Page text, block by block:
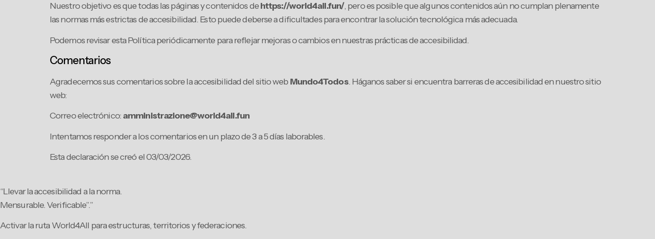
Nuestro objetivo es que todas las páginas y contenidos dehttps://world4all.fun/, pero es posible que algunos contenidos aún no cumplan plenamente
las normas más estrictas de accesibilidad. Esto puede deberse a dificultades para encontrar la solución tecnológica más adecuada.
Podemos revisar esta Política periódicamente para reflejar mejoras o cambios en nuestras prácticas de accesibilidad.
Comentarios
Agradecemos sus comentarios sobre la accesibilidad del sitio web Mundo4Todos. Háganos saber si encuentra barreras de accesibilidad en nuestro sitio
web:
Correo electrónico: amministrazione@world4all.fun
Intentamos responder a los comentarios en un plazo de 3 a 5 días laborables.
Esta declaración se creó el 03/03/2026.
“Llevar la accesibilidad a la norma.
Mensurable. Verificable”.”
Activar la ruta World4All para estructuras, territorios y federaciones.